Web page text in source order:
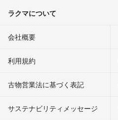
ラクマについて
会社概要
利用規約
古物営業法に基づく表記
サステナビリティメッセージ